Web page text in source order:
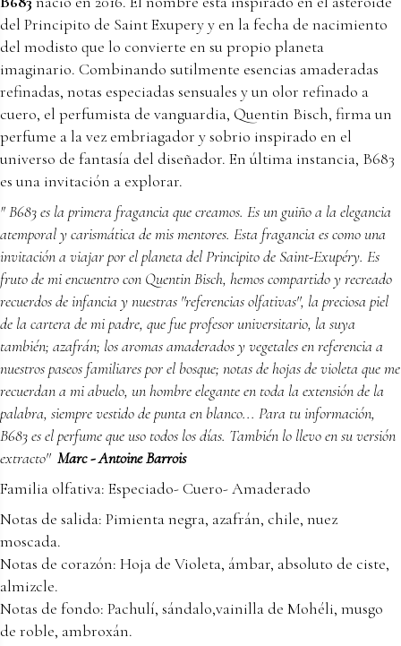
del Principito de Saint Exupery y en la fecha de nacimiento
del modisto que lo convierte en su propio planeta
imaginario. Combinando sutilmente esencias amaderadas
refinadas, notas especiadas sensuales y un olor refinado a
cuero, el perfumista de vanguardia, Quentin Bisch, firma un
perfume a la vez embriagador y sobrio inspirado en el
universo de fantasía del diseñador. En última instancia, B683
es una invitación a explorar.
" B683 es la primera fragancia que creamos. Es un guiño a la elegancia
atemporal y carismática de mis mentores. Esta fragancia es como una
invitación a viajar por el planeta del Principito de Saint-Exupéry. Es
fruto de mi encuentro con Quentin Bisch, hemos compartido y recreado
recuerdos de infancia y nuestras ''referencias olfativas'', la preciosa piel
de la cartera de mi padre, que fue profesor universitario, la suya
también; azafrán; los aromas amaderados y vegetales en referencia a
nuestros paseos familiares por el bosque; notas de hojas de violeta que me
recuerdan a mi abuelo, un hombre elegante en toda la extensión de la
palabra, siempre vestido de punta en blanco... Para tu información,
B683 es el perfume que uso todos los días. También lo llevo en su versión
extracto'' Marc - Antoine Barrois
Familia olfativa: Especiado- Cuero- Amaderado
Notas de salida: Pimienta negra, azafrán, chile, nuez
moscada.
Notas de corazón: Hoja de Violeta, ámbar, absoluto de ciste,
almizcle.
Notas de fondo: Pachulí, sándalo,vainilla de Mohéli, musgo
de roble, ambroxán.